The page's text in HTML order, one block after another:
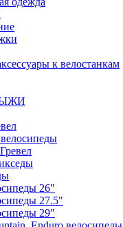
к велостанкам
26"
27.5"
29"